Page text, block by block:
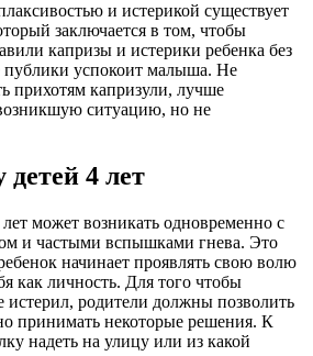
и истерикой существует
заключается в том, чтобы
капризы и истерики ребенка без
публики успокоит малыша. Не
прихотям капризули, лучше
ситуацию, но не
4 лет
может возникать одновременно с
и частыми вспышками гнева. Это
начинает проявлять свою волю
как личность. Для того чтобы
истерил, родители должны позволить
принимать некоторые решения. К
надеть на улицу или из какой